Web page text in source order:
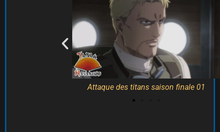
Attaque des titans saison finale 01